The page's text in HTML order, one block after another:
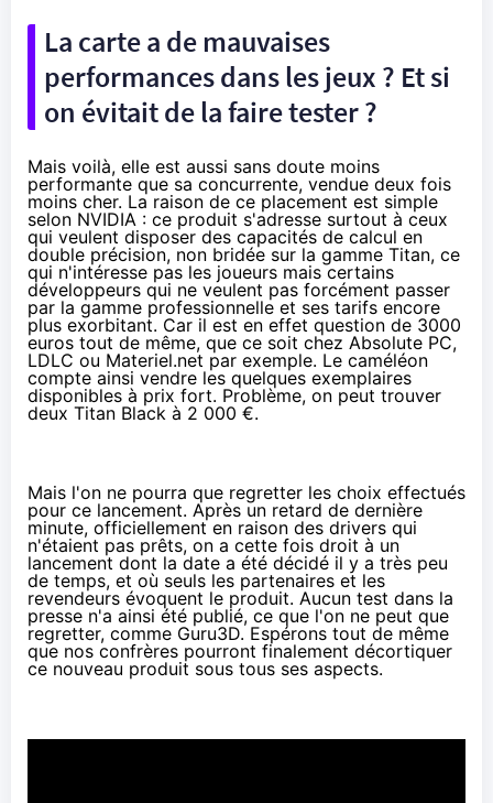
La carte a de mauvaises
performances dans les jeux ? Et si
on évitait de la faire tester ?
Mais voilà, elle est aussi sans doute moins
performante que sa concurrente, vendue deux fois
moins cher. La raison de ce placement est simple
selon NVIDIA : ce produit s'adresse surtout à ceux
qui veulent disposer des capacités de calcul en
double précision, non bridée sur la gamme Titan, ce
qui n'intéresse pas les joueurs mais certains
développeurs qui ne veulent pas forcément passer
par la gamme professionnelle et ses tarifs encore
plus exorbitant. Car il est en effet question de 3000
euros tout de même, que ce soit chez Absolute PC,
LDLC ou Materiel.net par exemple. Le caméléon
compte ainsi vendre les quelques exemplaires
disponibles à prix fort. Problème, on peut trouver
deux Titan Black à 2 000 €.
Mais l'on ne pourra que regretter les choix effectués
pour ce lancement. Après un retard de dernière
minute, officiellement en raison des drivers qui
n'étaient pas prêts, on a cette fois droit à un
lancement dont la date a été décidé il y a très peu
de temps, et où seuls les partenaires et les
revendeurs évoquent le produit. Aucun test dans la
presse n'a ainsi été publié, ce que l'on ne peut que
regretter, comme Guru3D. Espérons tout de même
que nos confrères pourront finalement décortiquer
ce nouveau produit sous tous ses aspects.